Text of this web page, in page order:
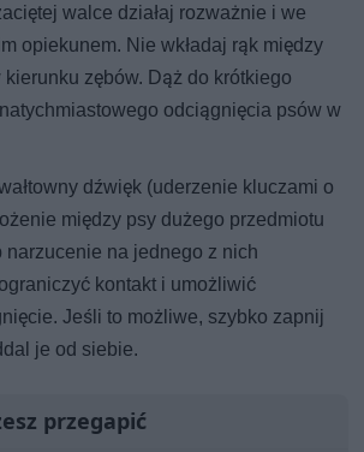
walce działaj rozważnie i we
opiekunem. Nie wkładaj rąk między
zębów. Dąż do krótkiego
odciągnięcia psów w
dźwięk (uderzenie kluczami o
między psy dużego przedmiotu
narzucenie na jednego z nich
kontakt i umożliwić
Jeśli to możliwe, szybko zapnij
je od siebie.
przegapić